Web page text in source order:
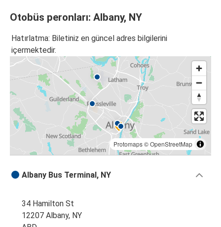
Otobüs peronları: Albany, NY
Hatırlatma: Biletiniz en güncel adres bilgilerini
içermektedir.
Protomaps©OpenStreetMap
Albany Bus Terminal, NY
34 Hamilton St
12207 Albany, NY